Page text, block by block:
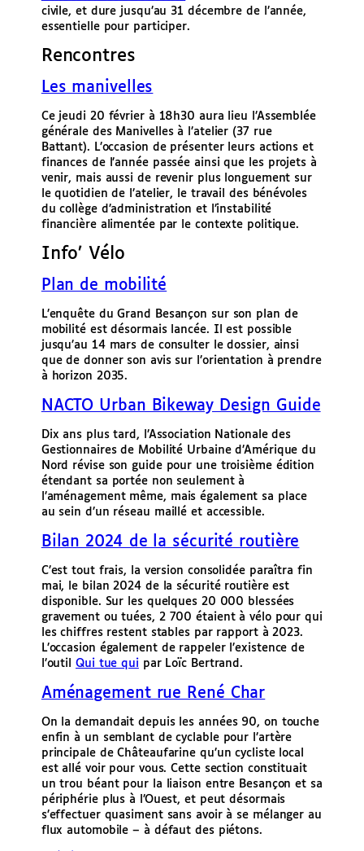
civile, et dure jusqu’au 31 décembre de l’année,
essentielle pour participer.
Rencontres
Les manivelles
Ce jeudi 20 février à 18h30 aura lieu l’Assemblée
générale des Manivelles à l’atelier (37 rue
Battant). L’occasion de présenter leurs actions et
finances de l’année passée ainsi que les projets à
venir, mais aussi de revenir plus longuement sur
le quotidien de l’atelier, le travail des bénévoles
du collège d’administration et l’instabilité
financière alimentée par le contexte politique.
Info’ Vélo
Plan de mobilité
L’enquête du Grand Besançon sur son plan de
mobilité est désormais lancée. Il est possible
jusqu’au 14 mars de consulter le dossier, ainsi
que de donner son avis sur l’orientation à prendre
à horizon 2035.
NACTO Urban Bikeway Design Guide
Dix ans plus tard, l’Association Nationale des
Gestionnaires de Mobilité Urbaine d’Amérique du
Nord révise son guide pour une troisième édition
étendant sa portée non seulement à
l’aménagement même, mais également sa place
au sein d’un réseau maillé et accessible.
Bilan 2024 de la sécurité routière
C’est tout frais, la version consolidée paraîtra fin
mai, le bilan 2024 de la sécurité routière est
disponible. Sur les quelques 20 000 blessées
gravement ou tuées, 2 700 étaient à vélo pour qui
les chiffres restent stables par rapport à 2023.
L’occasion également de rappeler l’existence de
l’outil Qui tue qui par Loïc Bertrand.
Aménagement rue René Char
On la demandait depuis les années 90, on touche
enfin à un semblant de cyclable pour l’artère
principale de Châteaufarine qu’un cycliste local
est allé voir pour vous. Cette section constituait
un trou béant pour la liaison entre Besançon et sa
périphérie plus à l’Ouest, et peut désormais
s’effectuer quasiment sans avoir à se mélanger au
flux automobile – à défaut des piétons.